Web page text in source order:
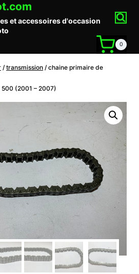
et accessoires d'occasion
0
/ transmission / chaine primaire de
(2001 – 2007)